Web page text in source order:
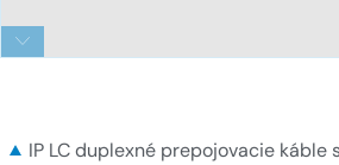
IP LC duplexné prepojovacie káble